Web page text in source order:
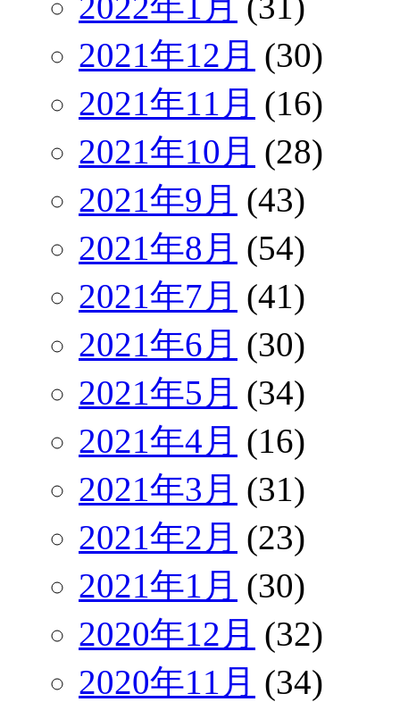
2021年12月 (30)
2021年11月 (16)
2021年10月 (28)
2021年9月 (43)
2021年8月 (54)
2021年7月 (41)
2021年6月 (30)
2021年5月 (34)
2021年4月 (16)
2021年3月 (31)
2021年2月 (23)
2021年1月 (30)
2020年12月 (32)
2020年11月 (34)